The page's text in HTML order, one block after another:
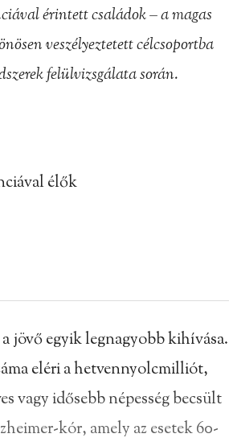
érintett családok – a magas
veszélyeztetett célcsoportba
felülvizsgálata során.
élők
jövő egyik legnagyobb kihívása.
eléri a hetvennyolcmilliót,
vagy idősebb népesség becsült
kór, amely az esetek 60-